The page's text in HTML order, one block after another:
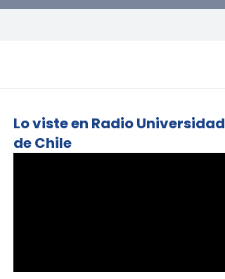
Lo viste en Radio Universidad
de Chile